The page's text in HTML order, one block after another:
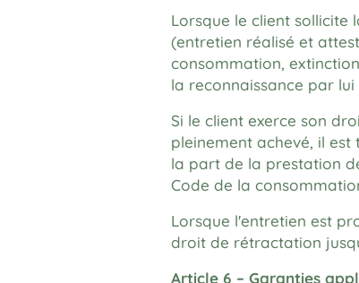
Lorsque le client
(entretien réalisé et
consommation,
la reconnaissance par
Si le client exerce son
pleinement achevé, il
la part de la prestation
Code de la
Lorsque l'entretien est
droit de rétractation
Article 6 – Garanties